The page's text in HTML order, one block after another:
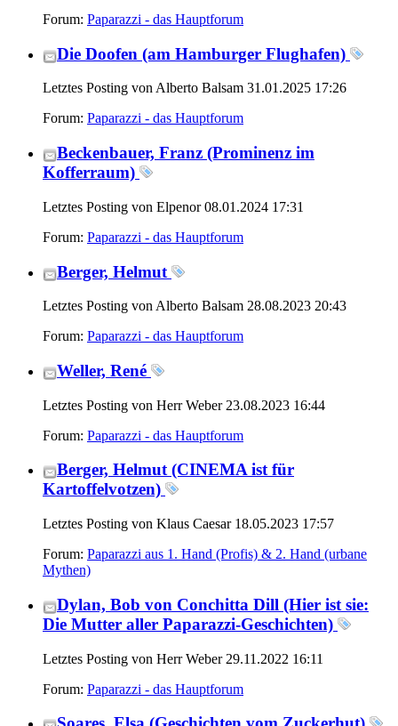
Forum: Paparazzi - das Hauptforum
Die Doofen (am Hamburger Flughafen)
Letztes Posting von Alberto Balsam 31.01.2025 17:26
Forum: Paparazzi - das Hauptforum
Beckenbauer, Franz (Prominenz im
Kofferraum)
Letztes Posting von Elpenor 08.01.2024 17:31
Forum: Paparazzi - das Hauptforum
Berger, Helmut
Letztes Posting von Alberto Balsam 28.08.2023 20:43
Forum: Paparazzi - das Hauptforum
Weller, René
Letztes Posting von Herr Weber 23.08.2023 16:44
Forum: Paparazzi - das Hauptforum
Berger, Helmut (CINEMA ist für
Kartoffelvotzen)
Letztes Posting von Klaus Caesar 18.05.2023 17:57
Forum: Paparazzi aus 1. Hand (Profis) & 2. Hand (urbane
Mythen)
Dylan, Bob von Conchitta Dill (Hier ist sie:
Die Mutter aller Paparazzi-Geschichten)
Letztes Posting von Herr Weber 29.11.2022 16:11
Forum: Paparazzi - das Hauptforum